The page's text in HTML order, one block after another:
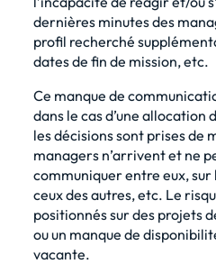
dernières minutes des
profil recherché
dates de fin de mission, etc.
Ce manque de
dans le cas d’une allocation
les décisions sont prises de
managers n’arrivent et ne
communiquer entre eux, sur
ceux des autres, etc. Le
positionnés sur des projets
ou un manque de
vacante.